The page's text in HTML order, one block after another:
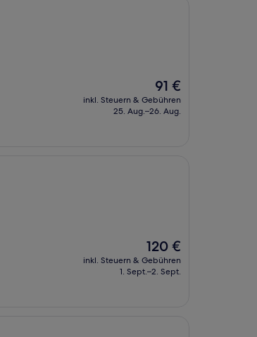
Der
Preis
beträgt
91 €
inkl. Steuern & Gebühren
25. Aug.–26. Aug.
Der
Preis
beträgt
120 €
inkl. Steuern & Gebühren
1. Sept.–2. Sept.